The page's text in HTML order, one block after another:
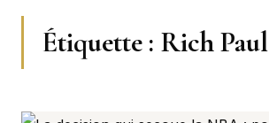
Étiquette : Rich Paul